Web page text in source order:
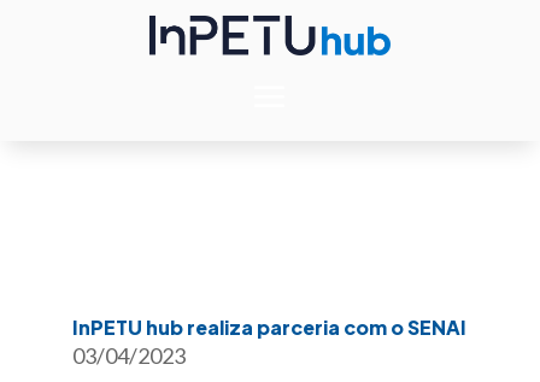
InPETU hub realiza parceria com o SENAI
03/04/2023